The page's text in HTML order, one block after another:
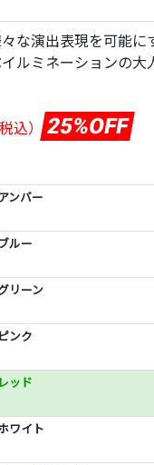
な演出表現を可能に
ルミネーションの大
税込） 25%OFF
ンバー
ルー
リーン
ンク
ッド
ワイト